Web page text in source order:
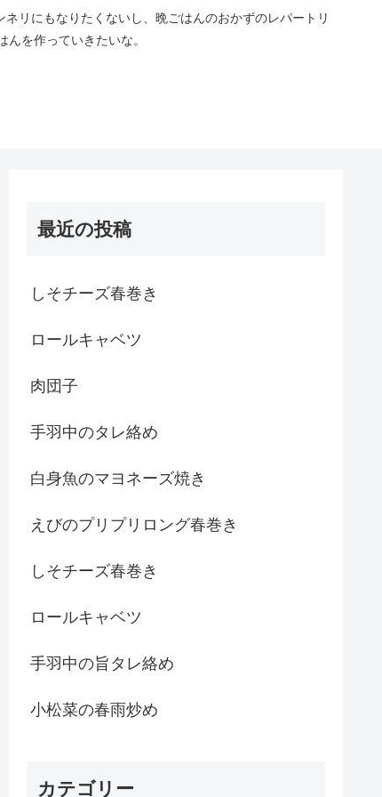
リにもなりたくないし、晩ごはんのおかずのレパートリ
を作っていきたいな。
最近の投稿
しそチーズ春巻き
ロールキャベツ
肉団子
手羽中のタレ絡め
白身魚のマヨネーズ焼き
えびのプリプリロング春巻き
しそチーズ春巻き
ロールキャベツ
手羽中の旨タレ絡め
小松菜の春雨炒め
カテゴリー